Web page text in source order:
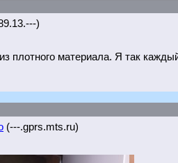
)
плотного материала. Я так
(---.gprs.mts.ru)